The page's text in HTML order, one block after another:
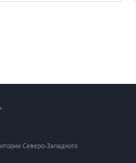
Северо-Западного